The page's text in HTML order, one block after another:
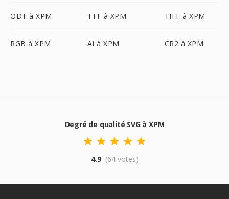
ODT à XPM TTF à XPM TIFF à XPM
RGB à XPM AI à XPM CR2 à XPM
Degré de qualité SVG à XPM
4.9 (64 votes)